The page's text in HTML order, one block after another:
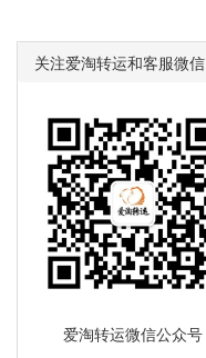
关注爱淘转运和客服微信
爱淘转运微信公众号